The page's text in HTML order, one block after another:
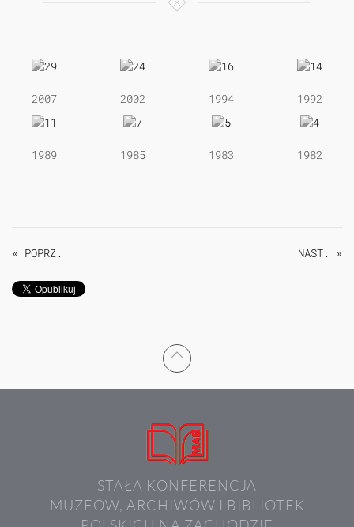
2007 2002 1994 1992
1989 1985 1983 1982
« POPRZ. NAST. »
STAŁA KONFERENCJA
MUZEÓW, ARCHIWÓW I BIBLIOTEK